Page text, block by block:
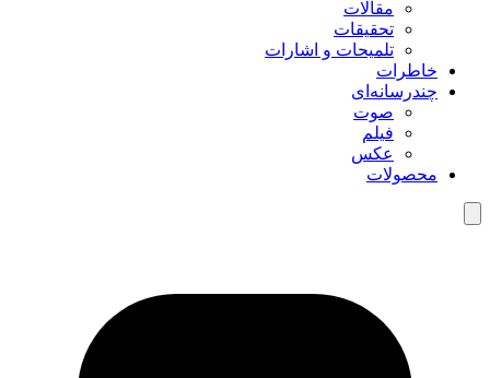
مقالات
تحقیقات
تلمیحات و اشارات
خاطرات
چند‌رسانه‌ای
صوت
فیلم
عکس
محصولات